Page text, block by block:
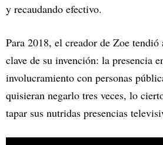
y recaudando efectivo.
Para 2018, el creador de Zoe
clave de su invención: la presencia
involucramiento con personas
quisieran negarlo tres veces, lo
tapar sus nutridas presencias